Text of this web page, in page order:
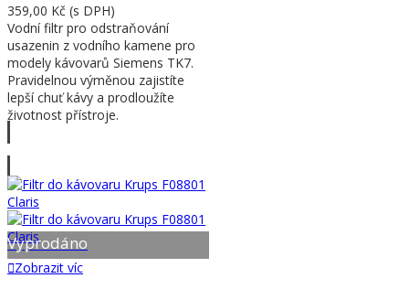
359,00 Kč (s DPH)
Vodní filtr pro odstraňování
usazenin z vodního kamene pro
modely kávovarů Siemens TK7.
Pravidelnou výměnou zajistíte
lepší chuť kávy a prodloužíte
životnost přístroje.
Vyprodáno
Zobrazit víc